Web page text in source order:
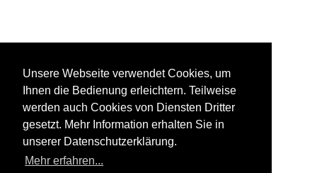
Unsere Webseite verwendet Cookies, um
Ihnen die Bedienung erleichtern. Teilweise
werden auch Cookies von Diensten Dritter
gesetzt. Mehr Information erhalten Sie in
unserer Datenschutzerklärung.
Mehr erfahren...